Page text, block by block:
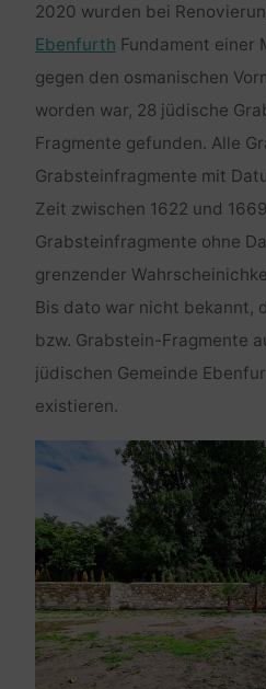
2020 wurden bei
Ebenfurth Fundament einer
gegen den osmanischen
worden war, 28 jüdische
Fragmente gefunden. Alle
Grabsteinfragmente mit
Zeit zwischen 1622 und
Grabsteinfragmente ohne
grenzender
Bis dato war nicht bekannt,
bzw. Grabstein-Fragmente
jüdischen Gemeinde
existieren.